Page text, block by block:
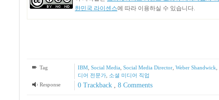
한민국 라이센스에 따라 이용하실 수 있습니다.
Tag IBM, Social Media Social Media Director, Weber Shandwick
디어 전문가, 소셜 미디어 직업
Response
0 Trackback , 8Comments